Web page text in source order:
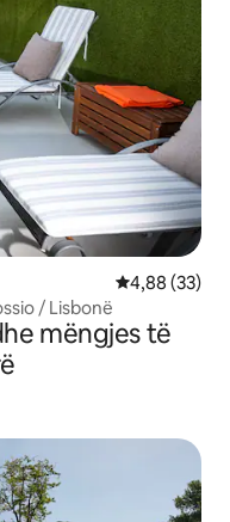
Vlerësimi
4,88 (33)
Casa do Sol - Av. da Liberdade - Rossio / Lisbonë
mëngjes të